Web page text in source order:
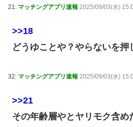
21: マッチングアプリ速報 2025/09/03(水)
>>18
どうゆことや？やらないを押
32: マッチングアプリ速報 2025/09/03(水)
>>21
その年齢層やとヤリモク含め